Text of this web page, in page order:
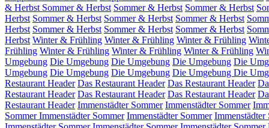
& Herbst Sommer & Herbst Sommer & Herbst Sommer & Herbst
Herbst Sommer & Herbst Sommer & Herbst Sommer & Herbst
Herbst Sommer & Herbst Sommer & Herbst Sommer & Herbst
Herbst Winter & Frühling Winter & Frühling Winter & Frühling
Frühling Winter & Frühling Winter & Frühling Winter & Frühling
Umgebung Die Umgebung Die Umgebung Die Umgebung Die
Umgebung Die Umgebung Die Umgebung Die Umgebung Die
Restaurant Header Das Restaurant Header Das Restaurant Header
Restaurant Header Das Restaurant Header Das Restaurant Header
Restaurant Header Immenstädter Sommer Immenstädter Sommer
SommerImmenstädter Sommer Immenstädter Sommer Immenstädter